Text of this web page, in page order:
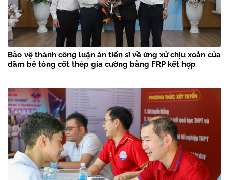
Bảo vệ thành công luận án tiến sĩ về ứng xử chịu xoắn của
dầm bê tông cốt thép gia cường bằng FRP kết hợp